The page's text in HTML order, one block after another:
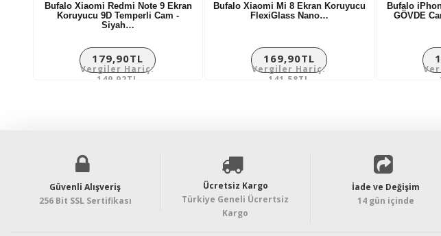
Bufalo Xiaomi Redmi Note 9 Ekran
Koruyucu 9D Temperli Cam -
Siyah…
179,90TL
Vergiler Hariç:
149,92TL
Bufalo Xiaomi Mi 8 Ekran Koruyucu
FlexiGlass Nano…
169,90TL
Vergiler Hariç:
141,58TL
Bufalo
GÖVDE
Güvenli Alışveriş
256 Bit SSL Sertifikası
Ücretsiz Kargo
Türkiye Geneli Ücrertsiz
Kargo
İade ve Değişim
14 gün içinde